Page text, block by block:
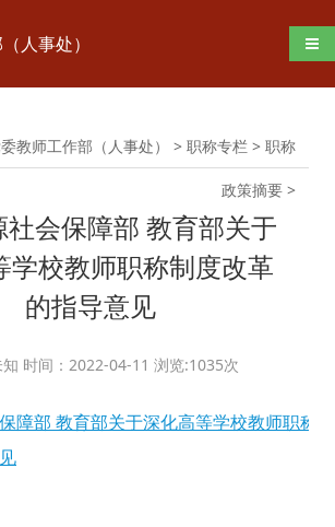
人事处） 导
教师工作部（人事处） > 职称专栏 > 职称
政策摘要 >
社会保障部 教育部关于
学校教师职称制度改革
的指导意见
时间：2022-04-11 浏览:1035次
障部 教育部关于深化高等学校教师职称